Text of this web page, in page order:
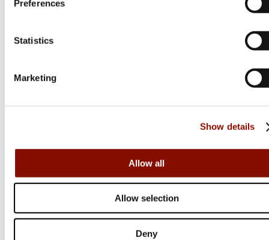
Preferences
Statistics
Marketing
Show details
Allow all
Allow selection
Deny